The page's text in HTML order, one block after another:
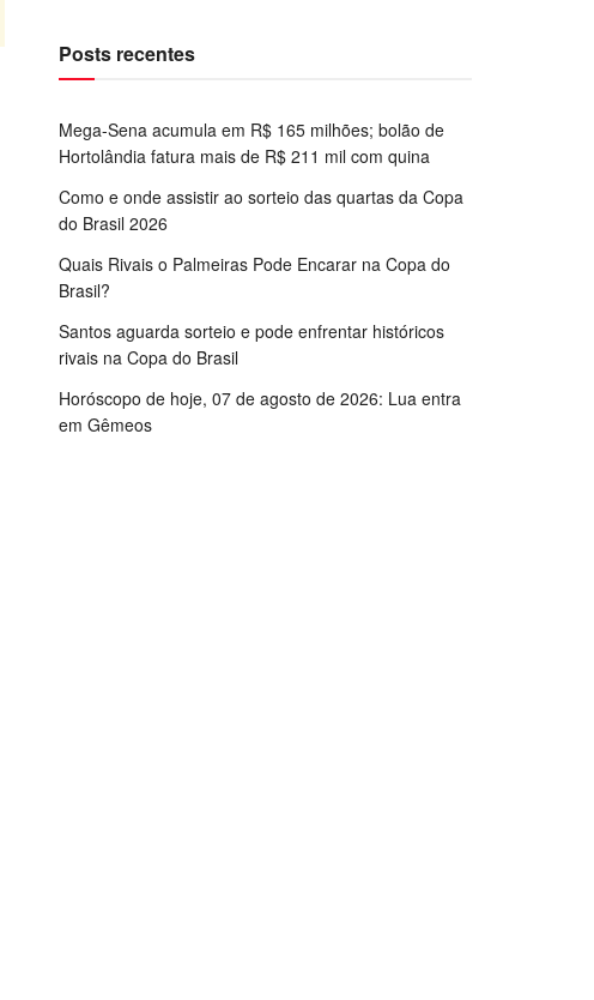
Posts recentes
Mega-Sena acumula em R$ 165 milhões; bolão de
Hortolândia fatura mais de R$ 211 mil com quina
Como e onde assistir ao sorteio das quartas da Copa
do Brasil 2026
Quais Rivais o Palmeiras Pode Encarar na Copa do
Brasil?
Santos aguarda sorteio e pode enfrentar históricos
rivais na Copa do Brasil
Horóscopo de hoje, 07 de agosto de 2026: Lua entra
em Gêmeos